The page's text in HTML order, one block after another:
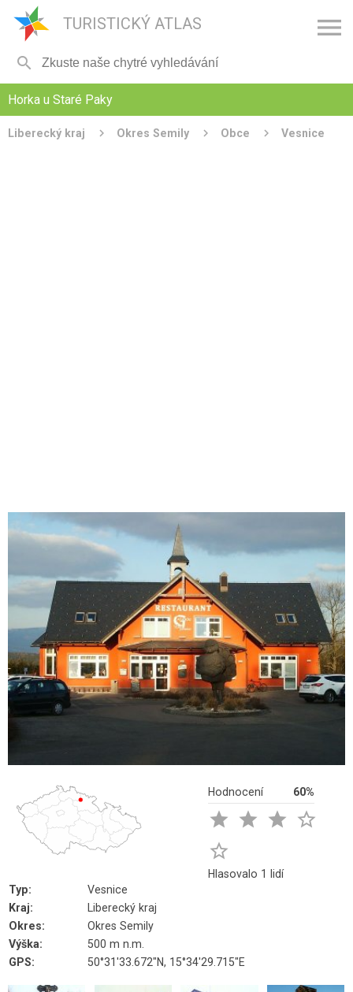
TURISTICKÝ ATLAS 

Horka u Staré Paky
Liberecký kraj Okres Semily Obce Vesnice
Hodnocení 60%
   

Hlasovalo 1 lidí
Typ:
Vesnice
Kraj:
Liberecký kraj
Okres:
Okres Semily
Výška:
500 m n.m.
GPS:
50°31'33.672"N, 15°34'29.715"E